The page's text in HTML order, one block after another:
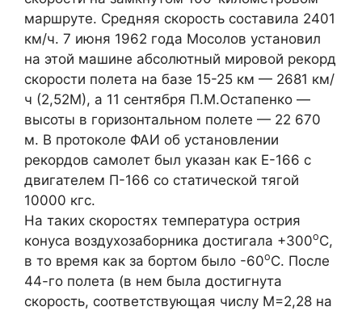
маршруте. Средняя скорость составила 2401
км/ч. 7 июня 1962 года Мосолов установил
на этой машине абсолютный мировой рекорд
скорости полета на базе 15-25 км — 2681 км/
ч (2,52М), а 11 сентября П.М.Остапенко —
высоты в горизонтальном полете — 22 670
м. В протоколе ФАИ об установлении
рекордов самолет был указан как Е-166 с
двигателем П-166 со статической тягой
10000 кгс.
На таких скоростях температура острия
конуса воздухозаборника достигала +300оС,
в то время как за бортом было -60оС. После
44-го полета (в нем была достигнута
скорость, соответствующая числу М=2,28 на